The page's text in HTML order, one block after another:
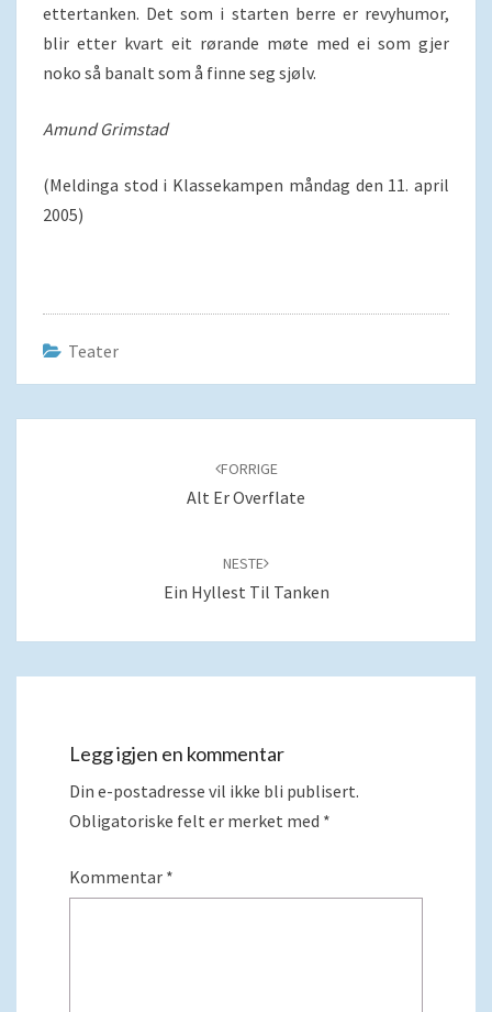
ettertanken. Det som i starten berre er revyhumor,
blir etter kvart eit rørande møte med ei som gjer
noko så banalt som å finne seg sjølv.
Amund Grimstad
(Meldinga stod i Klassekampen måndag den 11. april
2005)
Teater
FORRIGE
Alt Er Overflate
NESTE
Ein Hyllest Til Tanken
Legg igjen en kommentar
Din e-postadresse vil ikke bli publisert.
Obligatoriske felt er merket med *
Kommentar *